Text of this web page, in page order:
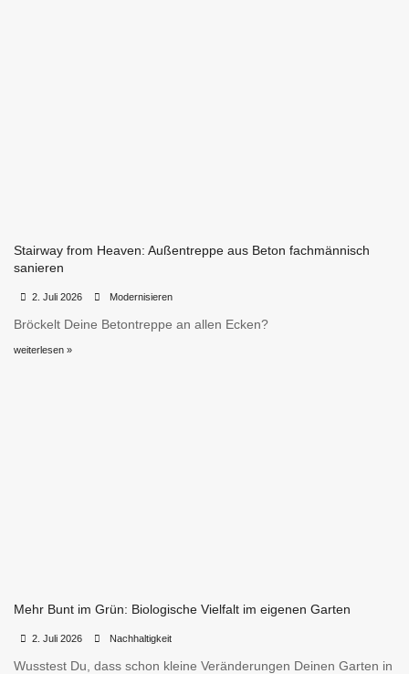
Stairway from Heaven: Außentreppe aus Beton fachmännisch
sanieren
2. Juli 2026 Modernisieren
Bröckelt Deine Betontreppe an allen Ecken?
weiterlesen »
Mehr Bunt im Grün: Biologische Vielfalt im eigenen Garten
2. Juli 2026 Nachhaltigkeit
Wusstest Du, dass schon kleine Veränderungen Deinen Garten in